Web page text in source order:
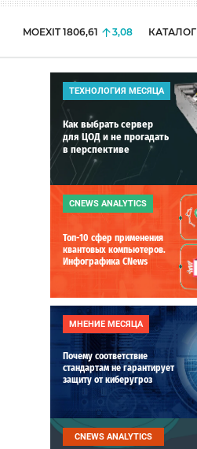
MOEXIT 1806,61 3,08 КАТАЛОГ
ТЕХНОЛОГИЯ МЕСЯЦА
Как выбрать сервер
для ЦОД и не прогадать
в перспективе
CNEWS ANALYTICS
Топ-10 сфер применения
квантовых компьютеров.
Инфографика CNews
МНЕНИЕ МЕСЯЦА
Почему соответствие
стандартам не гарантирует
защиту от киберугроз
CNEWS ANALYTICS